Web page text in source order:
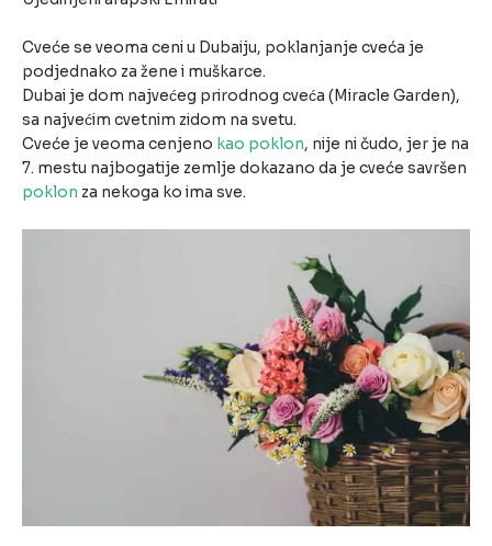
Cveće se veoma ceni u Dubaiju, poklanjanje cveća je
podjednako za žene i muškarce.
Dubai je dom najvećeg prirodnog cveća (Miracle Garden),
sa najvećim cvetnim zidom na svetu.
Cveće je veoma cenjeno kao poklon, nije ni čudo, jer je na
7. mestu najbogatije zemlje dokazano da je cveće savršen
poklon za nekoga ko ima sve.